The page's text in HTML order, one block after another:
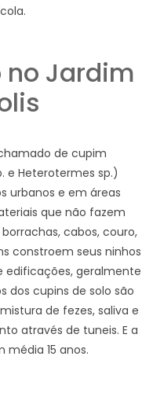
no Jardim
de cupim
e Heterotermes sp.)
urbanos e em áreas
que não fazem
cabos, couro,
constroem seus ninhos
edificações, geralmente
dos cupins de solo são
de fezes, saliva e
através de tuneis. E a
média 15 anos.